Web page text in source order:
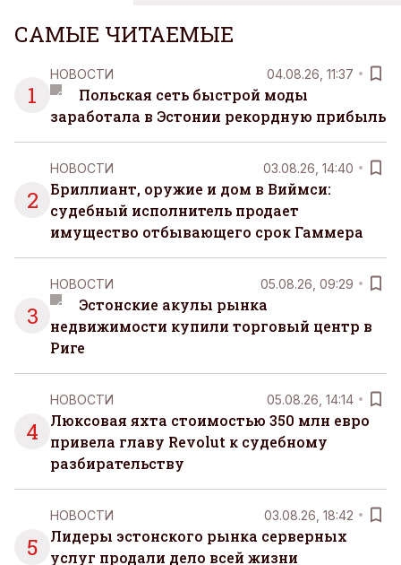
САМЫЕ ЧИТАЕМЫЕ
1
НОВОСТИ 04.08.26, 11:37
Польская сеть быстрой моды
заработала в Эстонии рекордную прибыль
2
НОВОСТИ 03.08.26, 14:40
Бриллиант, оружие и дом в Виймси:
судебный исполнитель продает
имущество отбывающего срок Гаммера
3
НОВОСТИ 05.08.26, 09:29
Эстонские акулы рынка
недвижимости купили торговый центр в
Риге
4
НОВОСТИ 05.08.26, 14:14
Люксовая яхта стоимостью 350 млн евро
привела главу Revolut к судебному
разбирательству
5
НОВОСТИ 03.08.26, 18:42
Лидеры эстонского рынка серверных
услуг продали дело всей жизни